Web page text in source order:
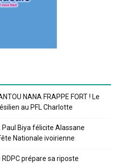
NANA FRAPPE FORT ! Le
au PFL Charlotte
Paul Biya félicite Alassane
Nationale ivoirienne
prépare sa riposte